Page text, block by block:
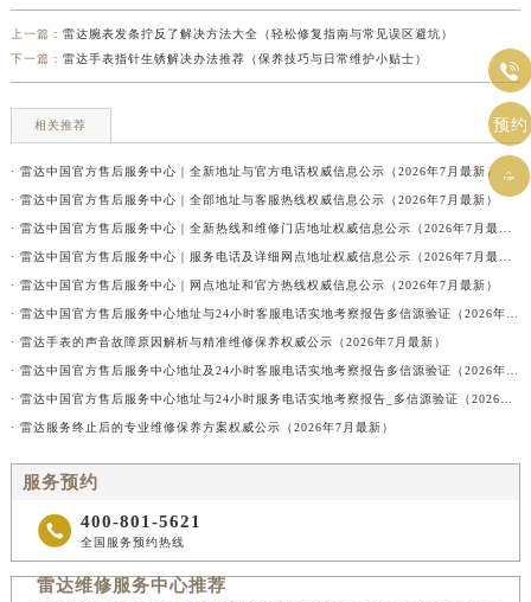
上一篇： 雷达腕表发条拧反了解决方法大全（轻松修复指南与常见误区避坑）
下一篇： 雷达手表指针生锈解决办法推荐（保养技巧与日常维护小贴士）
相关推荐
· 雷达中国官方售后服务中心｜全新地址与官方电话权威信息公示（2026年7月最新）
· 雷达中国官方售后服务中心｜全部地址与客服热线权威信息公示（2026年7月最新）
· 雷达中国官方售后服务中心｜网点地址和官方热线权威信息公示（2026年7月最新）
· 雷达手表的声音故障原因解析与精准维修保养权威公示（2026年7月最新）
· 雷达服务终止后的专业维修保养方案权威公示（2026年7月最新）
服务预约
 400-801-5621
全国服务预约热线
雷达维修服务中心推荐

预约
